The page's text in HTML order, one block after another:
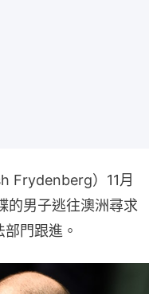
Frydenberg）11月
的男子逃往澳洲尋求
門跟進。